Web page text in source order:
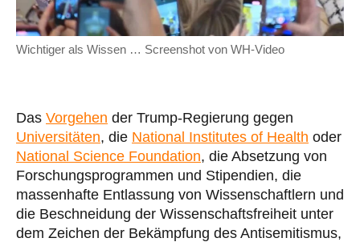
Wichtiger als Wissen … Screenshot von WH-Video
Das Vorgehen der Trump-Regierung gegen
Universitäten, die National Institutes of Health oder
National Science Foundation, die Absetzung von
Forschungsprogrammen und Stipendien, die
massenhafte Entlassung von Wissenschaftlern und
die Beschneidung der Wissenschaftsfreiheit unter
dem Zeichen der Bekämpfung des Antisemitismus,